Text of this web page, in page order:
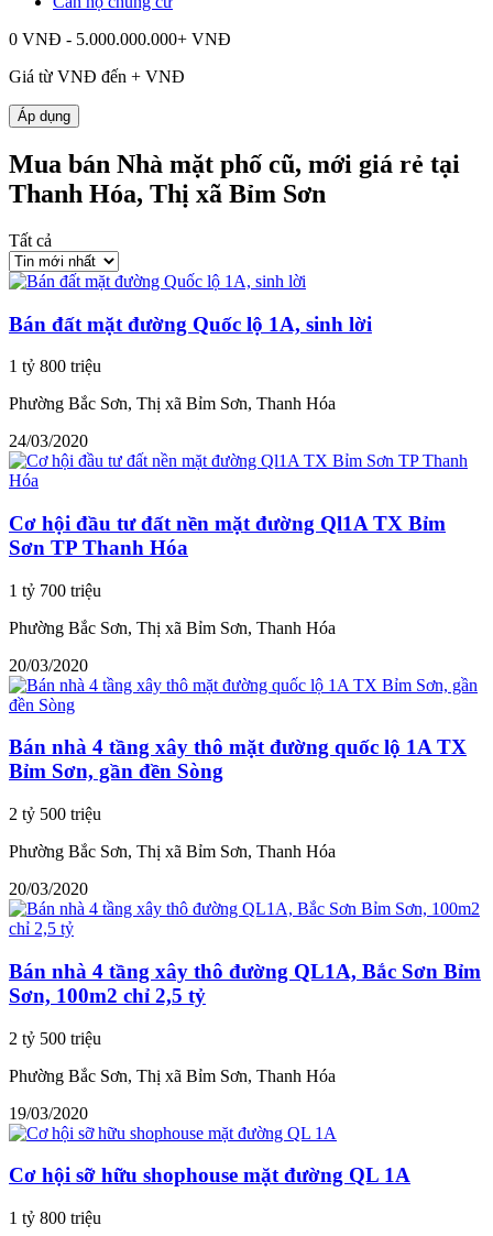
0 VNĐ - 5.000.000.000+ VNĐ
Giá từ VNĐ đến + VNĐ
Áp dụng
Mua bán Nhà mặt phố cũ, mới giá rẻ tại
Thanh Hóa, Thị xã Bỉm Sơn
Tất cả
Bán đất mặt đường Quốc lộ 1A, sinh lời
1 tỷ 800 triệu
Phường Bắc Sơn, Thị xã Bỉm Sơn, Thanh Hóa
24/03/2020
Cơ hội đầu tư đất nền mặt đường Ql1A TX Bỉm
Sơn TP Thanh Hóa
1 tỷ 700 triệu
Phường Bắc Sơn, Thị xã Bỉm Sơn, Thanh Hóa
20/03/2020
Bán nhà 4 tầng xây thô mặt đường quốc lộ 1A TX
Bỉm Sơn, gần đền Sòng
2 tỷ 500 triệu
Phường Bắc Sơn, Thị xã Bỉm Sơn, Thanh Hóa
20/03/2020
Bán nhà 4 tầng xây thô đường QL1A, Bắc Sơn Bỉm
Sơn, 100m2 chỉ 2,5 tỷ
2 tỷ 500 triệu
Phường Bắc Sơn, Thị xã Bỉm Sơn, Thanh Hóa
19/03/2020
Cơ hội sỡ hữu shophouse mặt đường QL 1A
1 tỷ 800 triệu